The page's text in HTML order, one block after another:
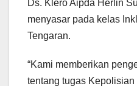
Ds. Klero Aipda Herlin
menyasar pada kelas
Tengaran.
“Kami memberikan
tentang tugas